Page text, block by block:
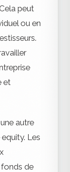
peut
ou en
et
autre
Les
fonds de